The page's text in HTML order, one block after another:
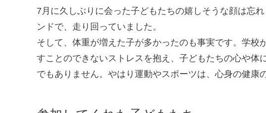
7月に久しぶりに会った子どもたちの嬉しそうな顔は忘
ンドで、走り回っていました。
そして、体重が増えた子が多かったのも事実です。学校
すことのできないストレスを抱え、子どもたちの心や体
でもありません。やはり運動やスポーツは、心身の健康